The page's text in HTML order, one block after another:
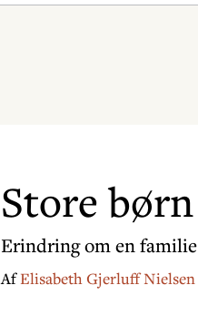
Store børn
Erindring om en familie
AfElisabeth Gjerluff Nielsen